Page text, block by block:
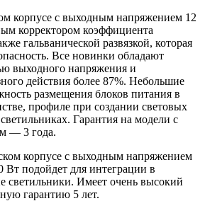
корпусе с выходным напряжением 12
корректором коэффициента
гальванической развязкой, которая
Все новинки обладают
выходного напряжения и
действия более 87%. Небольшие
размещения блоков питания в
профиле при создании световых
Гарантия на модели с
— 3 года.
корпусе с выходным напряжением
подойдет для интеграции в
светильники. Имеет очень высокий
гарантию 5 лет.